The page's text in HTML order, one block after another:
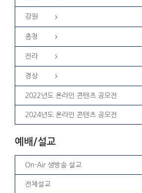
강원
충청
전라
경상
2022년도 온라인 콘텐츠 공모전
2024년도 온라인 콘텐츠 공모전
예배/설교
On-Air 생방송 설교
전체설교